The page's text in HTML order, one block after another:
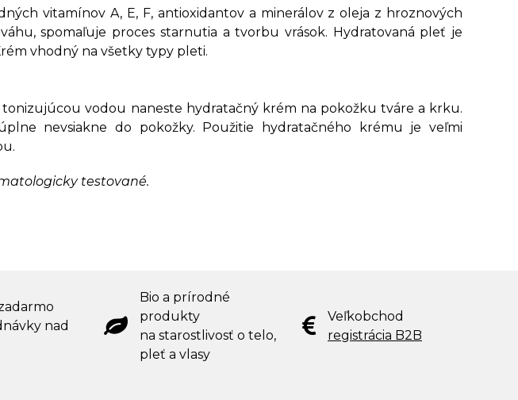
vitamínov A, E, F, antioxidantov a minerálov z oleja z hroznových
spomaľuje proces starnutia a tvorbu vrások. Hydratovaná pleť je
vhodný na všetky typy pleti.
vodou naneste hydratačný krém na pokožku tváre a krku.
nevsiakne do pokožky. Použitie hydratačného krému je veľmi
testované.
nad
Bio a prírodné
produkty
na starostlivosť o telo,
pleť a vlasy
Veľkobchod
registrácia B2B